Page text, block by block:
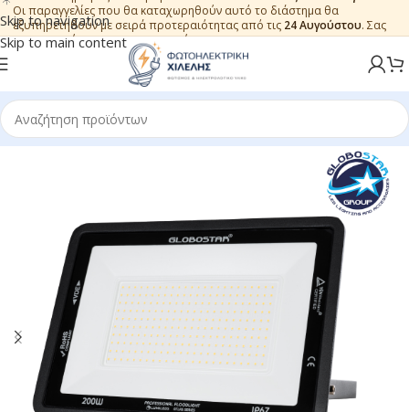
Skip to navigation
Skip to main content
Οι παραγγελίες που θα καταχωρηθούν αυτό το διάστημα θα
εξυπηρετηθούν με σειρά προτεραιότητας από τις 24 Αυγούστου. Σας
ευχαριστούμε για την εμπιστοσύνη.